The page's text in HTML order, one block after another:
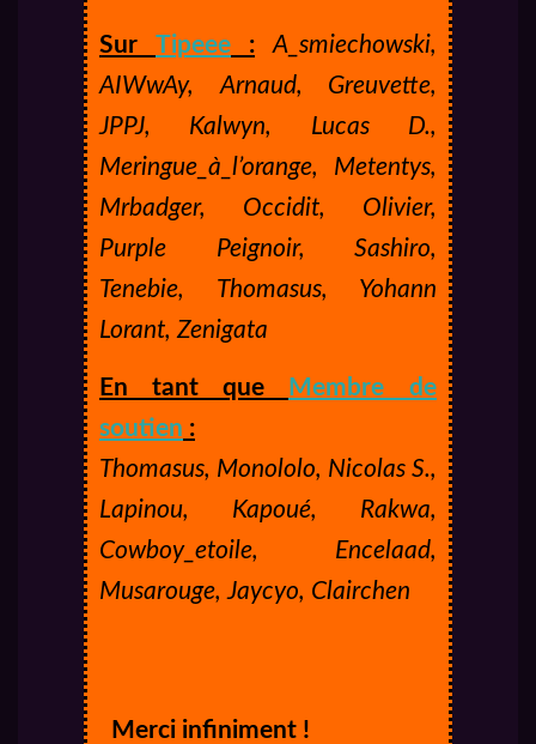
Sur Tipeee :
A_smiechowski,
AIWwAy, Arnaud, Greuvette,
JPPJ, Kalwyn, Lucas D.,
Meringue_à_l’orange, Metentys,
Mrbadger, Occidit, Olivier,
Purple Peignoir, Sashiro,
Tenebie, Thomasus, Yohann
Lorant, Zenigata
En tant que
Membre de
soutien :
Thomasus, Monololo, Nicolas S.,
Lapinou, Kapoué, Rakwa,
Cowboy_etoile, Encelaad,
Musarouge, Jaycyo, Clairchen
Merci infiniment !